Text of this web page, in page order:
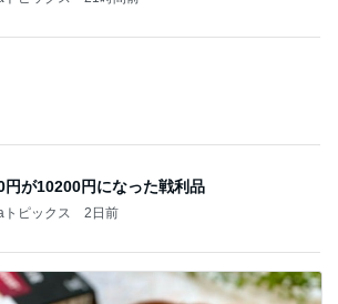
円が10200円になった戦利品
トピックス 2日前